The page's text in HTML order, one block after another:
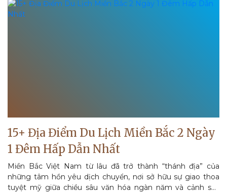
15+ Địa Điểm Du Lịch Miền Bắc 2 Ngày
1 Đêm Hấp Dẫn Nhất
Miền Bắc Việt Nam từ lâu đã trở thành “thánh địa” của
những tâm hồn yêu dịch chuyển, nơi sở hữu sự giao thoa
tuyệt mỹ giữa chiều sâu văn hóa ngàn năm và cảnh sắc